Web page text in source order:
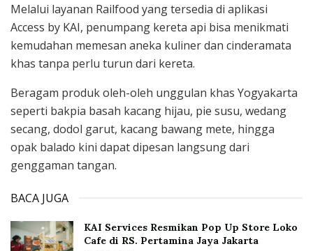
Melalui layanan Railfood yang tersedia di aplikasi
Access by KAI, penumpang kereta api bisa menikmati
kemudahan memesan aneka kuliner dan cinderamata
khas tanpa perlu turun dari kereta.
Beragam produk oleh-oleh unggulan khas Yogyakarta
seperti bakpia basah kacang hijau, pie susu, wedang
secang, dodol garut, kacang bawang mete, hingga
opak balado kini dapat dipesan langsung dari
genggaman tangan.
BACA JUGA
KAI Services Resmikan Pop Up Store Loko
Cafe di RS. Pertamina Jaya Jakarta